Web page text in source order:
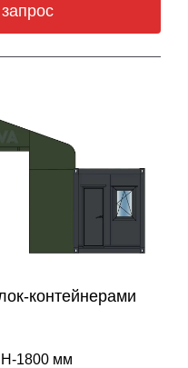
контейнерами
Н-1800 мм